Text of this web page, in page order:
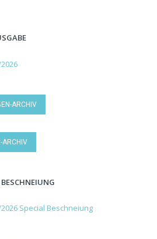
ARCHIV
ARCHIV